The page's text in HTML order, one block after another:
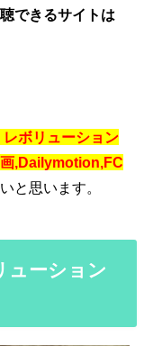
できるサイトは
ボリューション
,Dailymotion,FC
と思います。
ューション